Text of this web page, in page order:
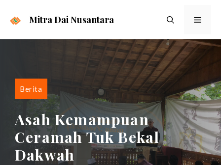
Mitra Dai Nusantara Menu
Berita
Asah Kemampuan
Ceramah Tuk Bekal
Dakwah